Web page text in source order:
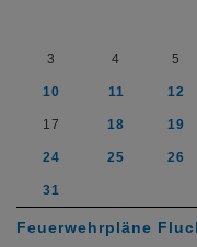
3 4 5
10 11 12
17 18 19
24 25 26
31
Feuerwehrpläne